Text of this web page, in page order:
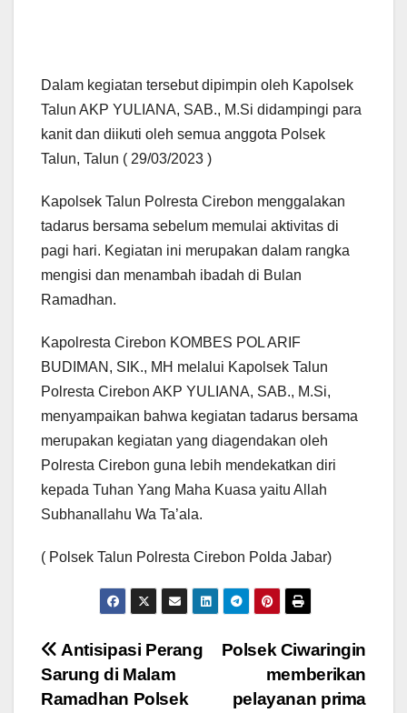
Dalam kegiatan tersebut dipimpin oleh Kapolsek
Talun AKP YULIANA, SAB., M.Si didampingi para
kanit dan diikuti oleh semua anggota Polsek
Talun, Talun ( 29/03/2023 )
Kapolsek Talun Polresta Cirebon menggalakan
tadarus bersama sebelum memulai aktivitas di
pagi hari. Kegiatan ini merupakan dalam rangka
mengisi dan menambah ibadah di Bulan
Ramadhan.
Kapolresta Cirebon KOMBES POL ARIF
BUDIMAN, SIK., MH melalui Kapolsek Talun
Polresta Cirebon AKP YULIANA, SAB., M.Si,
menyampaikan bahwa kegiatan tadarus bersama
merupakan kegiatan yang diagendakan oleh
Polresta Cirebon guna lebih mendekatkan diri
kepada Tuhan Yang Maha Kuasa yaitu Allah
Subhanallahu Wa Ta’ala.
( Polsek Talun Polresta Cirebon Polda Jabar)
Navigasi
pos
Polsek Ciwaringin
memberikan
pelayanan prima
Antisipasi Perang
Sarung di Malam
Ramadhan Polsek